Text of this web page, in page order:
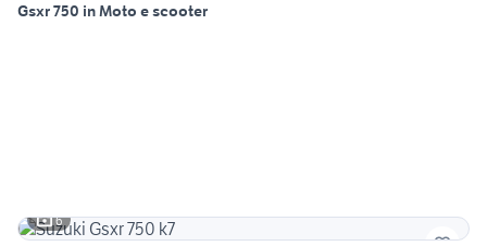
Gsxr 750 in Moto e scooter
6